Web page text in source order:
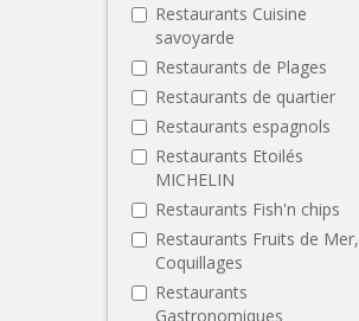
Restaurants Cuisine
savoyarde
Restaurants de Plages
Restaurants de quartier
Restaurants espagnols
Restaurants Etoilés
MICHELIN
Restaurants Fish'n chips
Restaurants Fruits de Mer,
Coquillages
Restaurants
Gastronomiques